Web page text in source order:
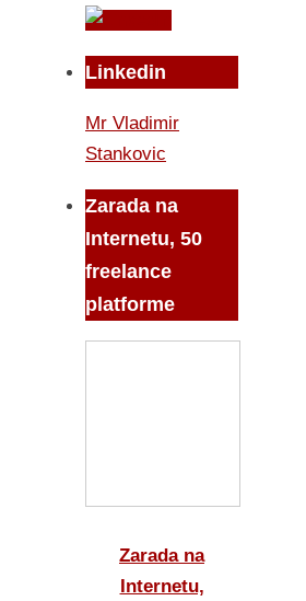
Linkedin
Mr Vladimir
Stankovic
Zarada na
Internetu, 50
freelance
platforme
Zarada na
Internetu,